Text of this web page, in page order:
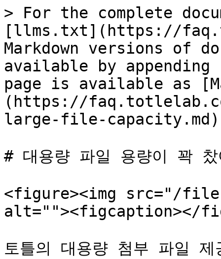
> For the complete
[llms.txt](https://
Markdown versions of
available by
page is available as
(https://
large-file-
# 대용량 파일 용량이 꽉 찼
<figure><img src="/
alt=""><figcaption></
토틀의 대용량 첨부 파일